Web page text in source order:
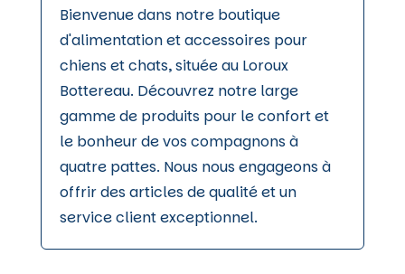
Bienvenue dans notre boutique
d'alimentation et accessoires pour
chiens et chats, située au Loroux
Bottereau. Découvrez notre large
gamme de produits pour le confort et
le bonheur de vos compagnons à
quatre pattes. Nous nous engageons à
offrir des articles de qualité et un
service client exceptionnel.